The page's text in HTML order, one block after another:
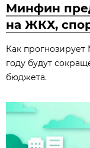
Минфин
на ЖКХ,
Как
году будут
бюджета.